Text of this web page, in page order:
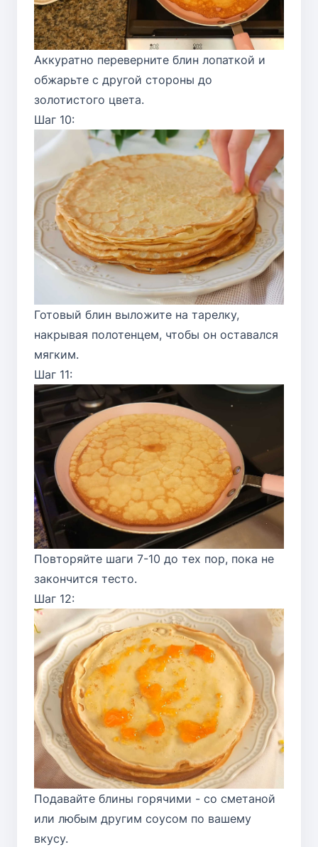
Аккуратно переверните блин лопаткой и
обжарьте с другой стороны до
золотистого цвета.
Шаг 10:
Готовый блин выложите на тарелку,
накрывая полотенцем, чтобы он оставался
мягким.
Шаг 11:
Повторяйте шаги 7-10 до тех пор, пока не
закончится тесто.
Шаг 12:
Подавайте блины горячими - со сметаной
или любым другим соусом по вашему
вкусу.